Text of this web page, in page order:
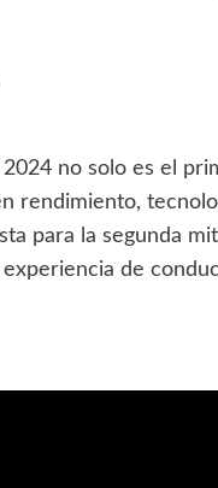
2024 no solo es el
rendimiento,
para la segunda
de